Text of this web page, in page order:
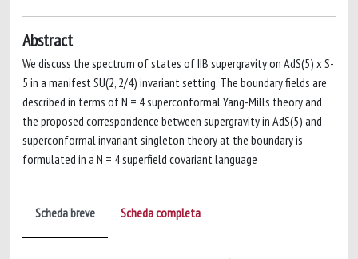
Abstract
We discuss the spectrum of states of IIB supergravity on AdS(5) x S-
5 in a manifest SU(2, 2/4) invariant setting. The boundary fields are
described in terms of N = 4 superconformal Yang-Mills theory and
the proposed correspondence between supergravity in AdS(5) and
superconformal invariant singleton theory at the boundary is
formulated in a N = 4 superfield covariant language
Scheda breve Scheda completa